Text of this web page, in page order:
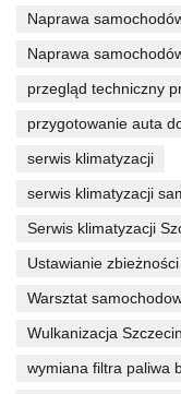
Naprawa
Naprawa
przegląd techniczny
przygotowanie auta
serwis klimatyzacji
serwis klimatyzacji
Serwis klimatyzacji
Ustawianie
Warsztat
Wulkanizacja Szczecin
wymiana filtra paliwa